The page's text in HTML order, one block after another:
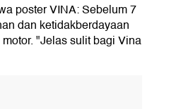
poster VINA: Sebelum 7
dan ketidakberdayaan
"Jelas sulit bagi Vina